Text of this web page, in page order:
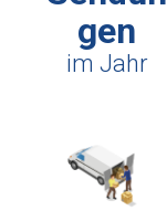
gen
im Jahr